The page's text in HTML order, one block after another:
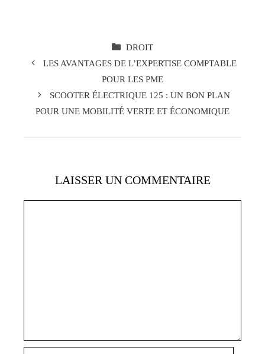
CATÉGORIES
DROIT
LES AVANTAGES DE L’EXPERTISE COMPTABLE
POUR LES PME
SCOOTER ÉLECTRIQUE 125 : UN BON PLAN
POUR UNE MOBILITÉ VERTE ET ÉCONOMIQUE
LAISSER UN COMMENTAIRE